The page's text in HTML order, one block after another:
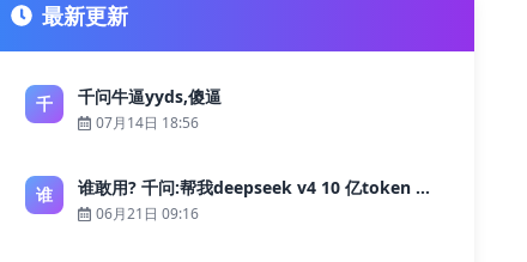
最新更新
千 千问牛逼yyds,傻逼
07月14日 18:56
谁 谁敢用? 千问:帮我deepseek v4 10 亿token 大约多少花费 ?
06月21日 09:16